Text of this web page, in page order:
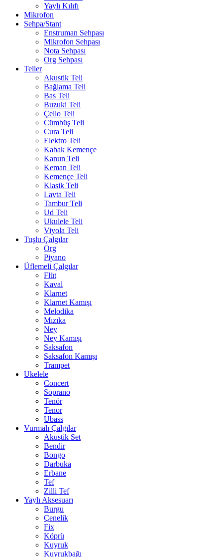
Yaylı Kılıfı
Mikrofon
Sehpa/Stant
Enstruman Sehpası
Mikrofon Sehpası
Nota Sehpası
Org Sehpası
Teller
Akustik Teli
Bağlama Teli
Bas Teli
Buzuki Teli
Çello Teli
Cümbüş Teli
Cura Teli
Elektro Teli
Kabak Kemençe
Kanun Teli
Keman Teli
Kemençe Teli
Klasik Teli
Lavta Teli
Tambur Teli
Ud Teli
Ukulele Teli
Viyola Teli
Tuşlu Çalgılar
Org
Piyano
Üflemeli Çalgılar
Flüt
Kaval
Klarnet
Klarnet Kamışı
Melodika
Mızıka
Ney
Ney Kamışı
Saksafon
Saksafon Kamışı
Trampet
Ukelele
Concert
Soprano
Tenör
Tenor
Ubass
Vurmalı Çalgılar
Akustik Set
Bendir
Bongo
Darbuka
Erbane
Tef
Zilli Tef
Yaylı Aksesuarı
Burgu
Çenelik
Fix
Köprü
Kuyruk
Kuyrukbağı